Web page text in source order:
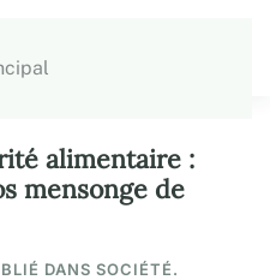
alimentaire :
mensonge de
DANS SOCIÉTÉ.